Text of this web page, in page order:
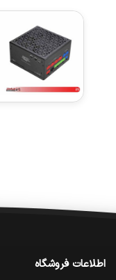
اطلاعات فروشگاه